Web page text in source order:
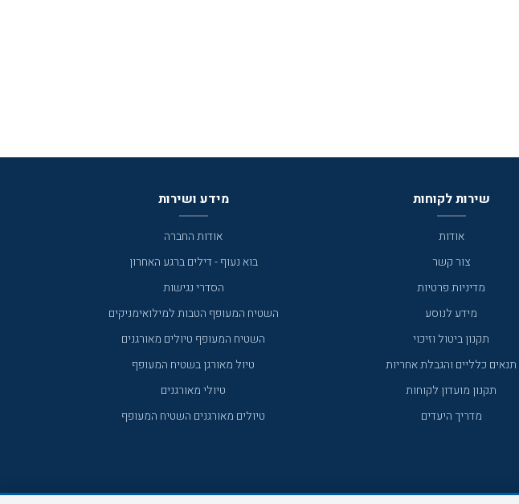
שירות לקוחות
אודות
צור קשר
מדיניות פרטיות
מידע לנוסע
תקנון ביטול וזיכוי
תנאים כלליים והגבלת אחריות
תקנון מועדון לקוחות
מדריך היעדים
מידע ושירות
אודות החברה
בוא נעוף - דילים ברגע האחרון
הסדרי נגישות
השטיח המעופף הטבות למילואימניקים
השטיח המעופף טיולים מאורגנים
טיול מאורגן בשטיח המעופף
טיולי מאורגנים
טיולים מאורגנים השטיח המעופף